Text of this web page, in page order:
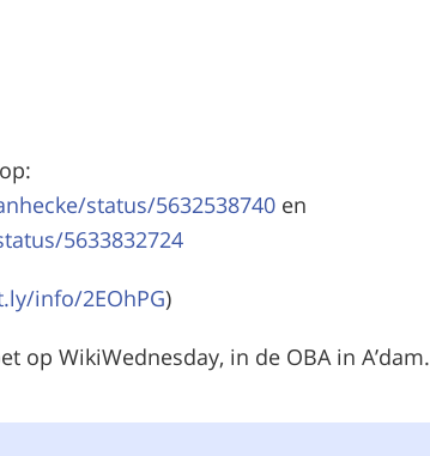
status/5632538740 en
5633832724
info/2EOhPG)
op WikiWednesday, in de OBA in A’dam.